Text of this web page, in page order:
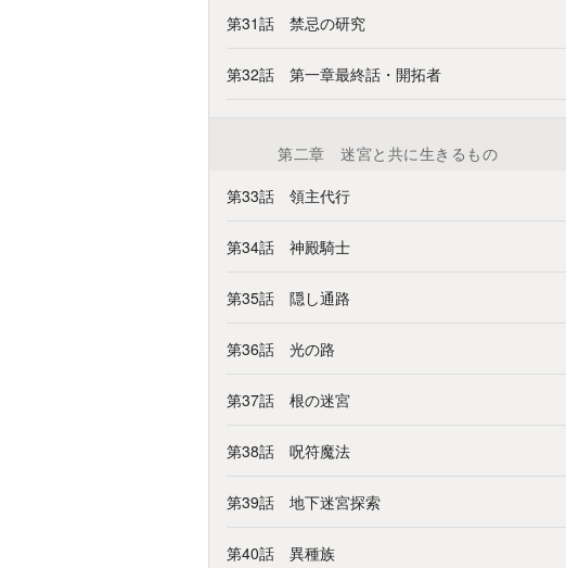
第31話 禁忌の研究
第32話 第一章最終話・開拓者
第二章 迷宮と共に生きるもの
第33話 領主代行
第34話 神殿騎士
第35話 隠し通路
第36話 光の路
第37話 根の迷宮
第38話 呪符魔法
第39話 地下迷宮探索
第40話 異種族